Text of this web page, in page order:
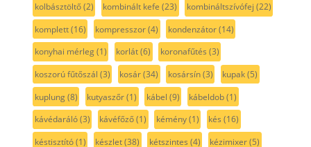
kolbásztöltő(2) kombinált kefe (23) kombináltszívófej (22)
komplett(16) kompresszor(4) kondenzátor(14)
konyhai mérleg(1) korlát(6) koronafűtés (3)
koszorú fűtőszál (3) kosár(34) kosársín(3) kupak(5)
kuplung(8) kutyaszőr(1) kábel (9) kábeldob(1)
kávédaráló(3) kávéfőző(1) kémény(1) kés (16)
késtisztító(1) készlet(38) kétszintes (4) kézimixer(5)